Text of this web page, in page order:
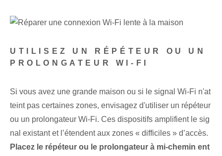
UTILISEZ UN RÉPÉTEUR OU UN
PROLONGATEUR WI-FI
Si vous avez une grande maison ou si le signal Wi-Fi n'at
teint pas certaines zones, envisagez d'utiliser un répéteur
ou un prolongateur Wi-Fi. Ces dispositifs amplifient le sig
nal existant et l’étendent aux zones « difficiles » d’accès.
Placez le répéteur⁢ ou le prolongateur à mi-chemin ent